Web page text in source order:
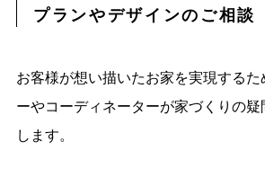
プランやデザインのご相談
お客様が想い描いたお家を実現する
ーやコーディネーターが家づくりの疑
します。